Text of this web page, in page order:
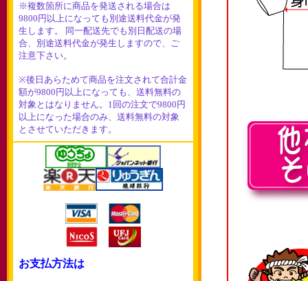
※複数箇所に商品を発送される場合は
9800円以上になっても別途送料代金が発
生します。 同一配送先でも別日配送の場
合、別途送料代金が発生しますので、ご
注意下さい。
※後日あらためて商品を注文されて合計金
額が9800円以上になっても、送料無料の
対象とはなりません。1回の注文で9800円
以上になった場合のみ、送料無料の対象
とさせていただきます。
お支払方法は